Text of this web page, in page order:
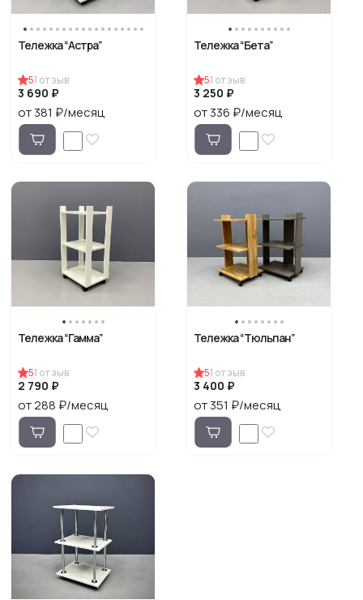
Тележка “Астра”
51 отзыв
3 690 ₽
от 381 ₽/месяц
Тележка “Бета”
51 отзыв
3 250 ₽
от 336 ₽/месяц
Тележка “Гамма”
51 отзыв
2 790 ₽
от 288 ₽/месяц
Тележка “Тюльпан”
51 отзыв
3 400 ₽
от 351 ₽/месяц